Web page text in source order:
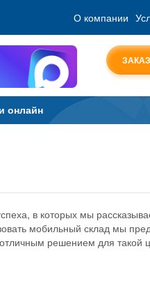
О компании
онлайн
в которых мы
мобильный склад мы
решением для такой